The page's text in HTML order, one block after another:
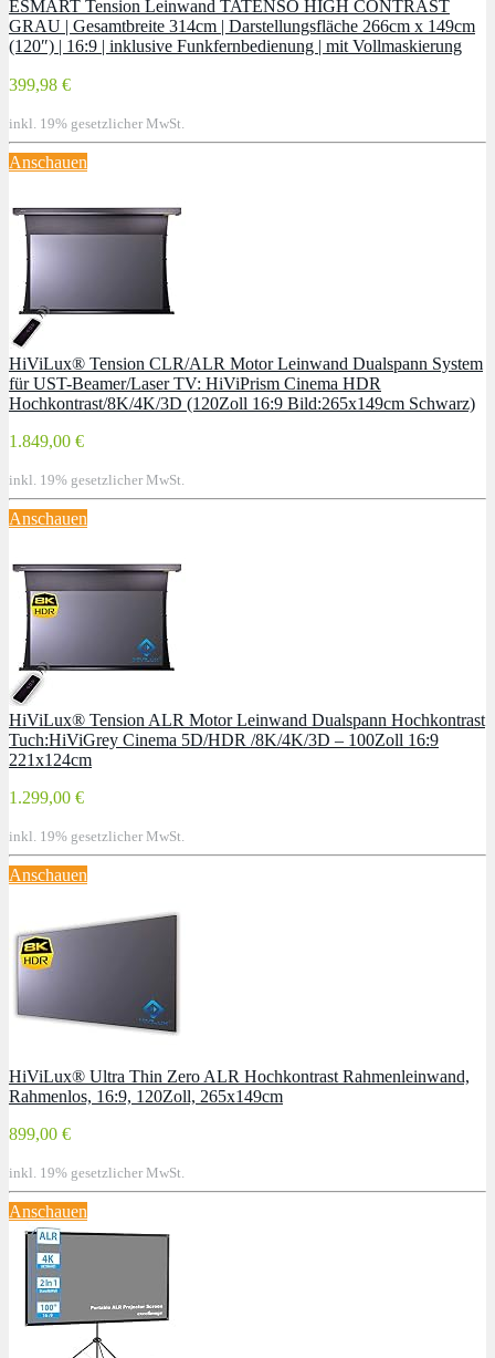
ESMART Tension Leinwand TATENSO HIGH CONTRAST
GRAU | Gesamtbreite 314cm | Darstellungsfläche 266cm x 149cm
(120″) | 16:9 | inklusive Funkfernbedienung | mit Vollmaskierung
399,98 €
inkl. 19% gesetzlicher MwSt.
Anschauen
HiViLux® Tension CLR/ALR Motor Leinwand Dualspann System
für UST-Beamer/Laser TV: HiViPrism Cinema HDR
Hochkontrast/8K/4K/3D (120Zoll 16:9 Bild:265x149cm Schwarz)
1.849,00 €
inkl. 19% gesetzlicher MwSt.
Anschauen
HiViLux® Tension ALR Motor Leinwand Dualspann Hochkontrast
Tuch:HiViGrey Cinema 5D/HDR /8K/4K/3D – 100Zoll 16:9
221x124cm
1.299,00 €
inkl. 19% gesetzlicher MwSt.
Anschauen
HiViLux® Ultra Thin Zero ALR Hochkontrast Rahmenleinwand,
Rahmenlos, 16:9, 120Zoll, 265x149cm
899,00 €
inkl. 19% gesetzlicher MwSt.
Anschauen